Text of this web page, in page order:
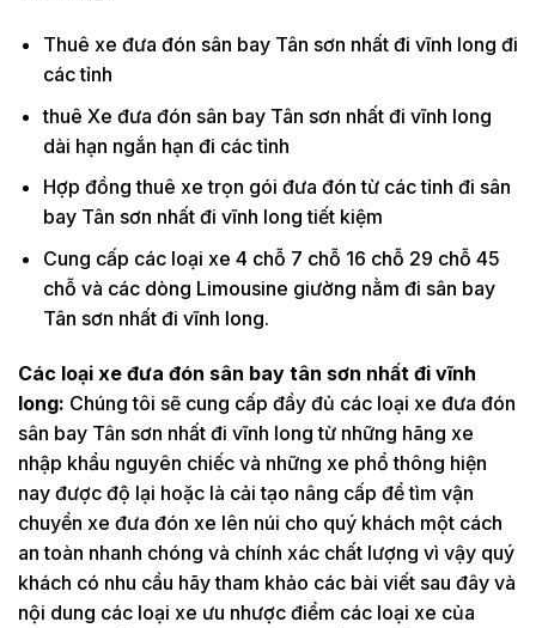
Thuê xe đưa đón sân bay Tân sơn nhất đi vĩnh long đi
các tỉnh
thuê Xe đưa đón sân bay Tân sơn nhất đi vĩnh long
dài hạn ngắn hạn đi các tỉnh
Hợp đồng thuê xe trọn gói đưa đón từ các tỉnh đi sân
bay Tân sơn nhất đi vĩnh long tiết kiệm
Cung cấp các loại xe 4 chỗ 7 chỗ 16 chỗ 29 chỗ 45
chỗ và các dòng Limousine giường nằm đi sân bay
Tân sơn nhất đi vĩnh long.
Các loại xe đưa đón sân bay tân sơn nhất đi vĩnh
long: Chúng tôi sẽ cung cấp đầy đủ các loại xe đưa đón
sân bay Tân sơn nhất đi vĩnh long từ những hãng xe
nhập khẩu nguyên chiếc và những xe phổ thông hiện
nay được độ lại hoặc là cải tạo nâng cấp để tìm vận
chuyển xe đưa đón xe lên núi cho quý khách một cách
an toàn nhanh chóng và chính xác chất lượng vì vậy quý
khách có nhu cầu hãy tham khảo các bài viết sau đây và
nội dung các loại xe ưu nhược điểm các loại xe của